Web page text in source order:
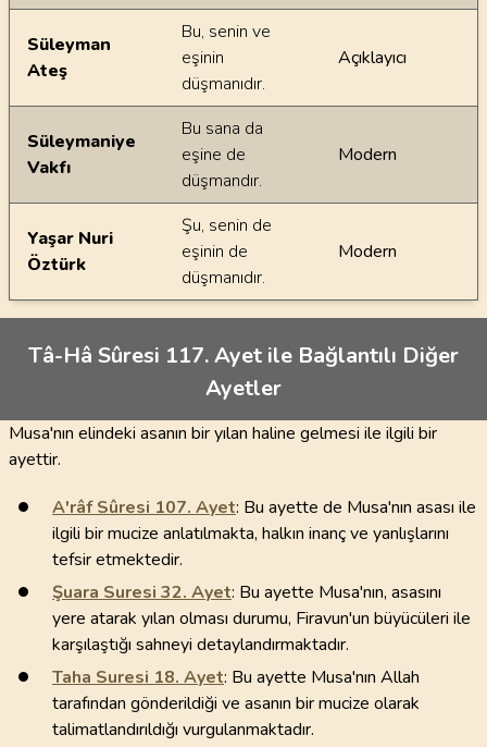
Süleyman
Ateş
Bu, senin ve
eşinin
düşmanıdır.
Açıklayıcı
Süleymaniye
Vakfı
Bu sana da
eşine de
düşmandır.
Modern
Yaşar Nuri
Öztürk
Şu, senin de
eşinin de
düşmanıdır.
Modern
Tâ-Hâ Sûresi 117. Ayet ile Bağlantılı Diğer
Ayetler
Musa'nın elindeki asanın bir yılan haline gelmesi ile ilgili bir
ayettir.
A'râf Sûresi 107. Ayet: Bu ayette de Musa'nın asası ile
ilgili bir mucize anlatılmakta, halkın inanç ve yanlışlarını
tefsir etmektedir.
Şuara Suresi 32. Ayet: Bu ayette Musa'nın, asasını
yere atarak yılan olması durumu, Firavun'un büyücüleri ile
karşılaştığı sahneyi detaylandırmaktadır.
Taha Suresi 18. Ayet: Bu ayette Musa'nın Allah
tarafından gönderildiği ve asanın bir mucize olarak
talimatlandırıldığı vurgulanmaktadır.